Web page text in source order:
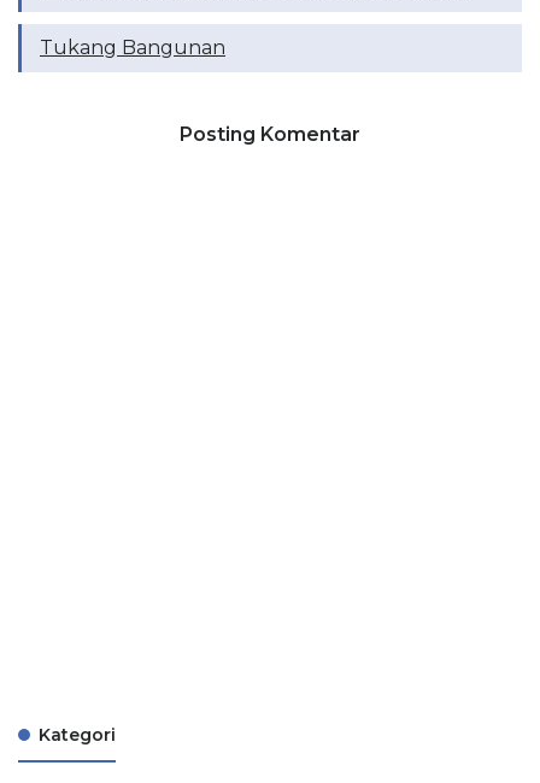
Tukang Bangunan
Posting Komentar
Kategori